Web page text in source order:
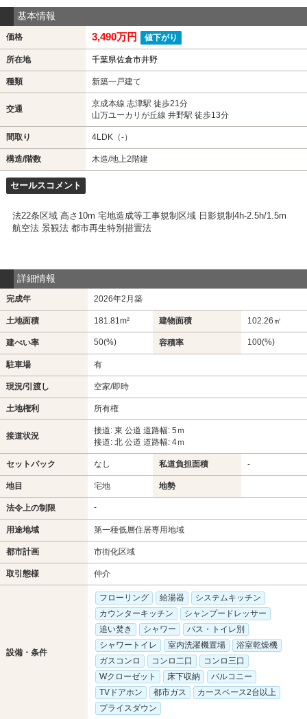
基本情報
価格 3,490万円 値下がり
所在地 千葉県佐倉市井野
種類 新築一戸建て
交通
京成本線 志津駅 徒歩21分
山万ユーカリが丘線 井野駅 徒歩13分
間取り 4LDK（-）
構造/階数 木造/地上2階建
セールスコメント
法22条区域 高さ10m 宅地造成等工事規制区域 日影規制4h-2.5h/1.5m
航空法 景観法 都市再生特別措置法
詳細情報
完成年 2026年2月築
土地面積 181.81m² 建物面積 102.26㎡
建ぺい率 50(%) 容積率 100(%)
駐車場 有
現況/引渡し 空家/即時
土地権利 所有権
接道状況
接道: 東 公道 道路幅: 5ｍ
接道: 北 公道 道路幅: 4ｍ
セットバック なし 私道負担面積 -
地目 宅地 地勢
法令上の制限 -
用途地域 第一種低層住居専用地域
都市計画 市街化区域
取引態様 仲介
設備・条件
フローリング 給湯器
システムキッチン
カウンターキッチン
シャンプードレッサー
追い焚き
シャワー
バス・トイレ別
シャワートイレ
室内洗濯機置場
浴室乾燥機
ガスコンロ
コンロ二口
コンロ三口
Wクローゼット
床下収納
バルコニー
TVドアホン
都市ガス
カースペース2台以上
プライスダウン